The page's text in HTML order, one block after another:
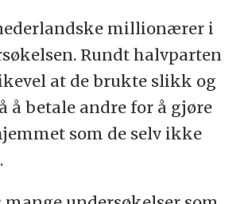
millionærer i
Rundt halvparten
at de brukte slikk og
å betale andre for å gjøre
som de selv ikke